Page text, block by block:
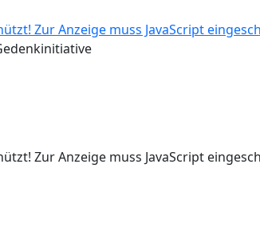
Zur Anzeige muss JavaScript
Zur Anzeige muss JavaScript